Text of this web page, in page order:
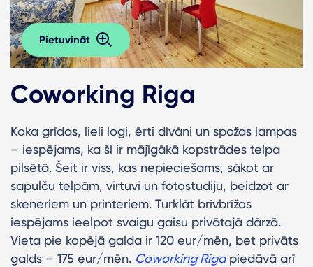
Pietuvināt
Coworking Riga
Koka grīdas, lieli logi, ērti dīvāni un spožas lampas
– iespējams, ka šī ir mājīgākā kopstrādes telpa
pilsētā. Šeit ir viss, kas nepieciešams, sākot ar
sapulču telpām, virtuvi un fotostudiju, beidzot ar
skeneriem un printeriem. Turklāt brīvbrīžos
iespējams ieelpot svaigu gaisu privātajā dārzā.
Vieta pie kopējā galda ir 120 eur/mēn, bet privāts
galds – 175 eur/mēn. Coworking Rigapiedāvā arī